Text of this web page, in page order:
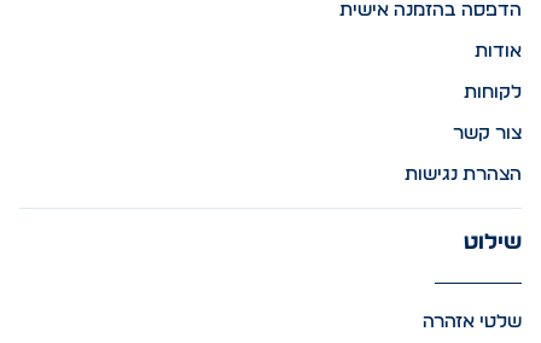
הדפסה בהזמנה אישית
אודות
לקוחות
צור קשר
הצהרת נגישות
שילוט
שלטי אזהרה